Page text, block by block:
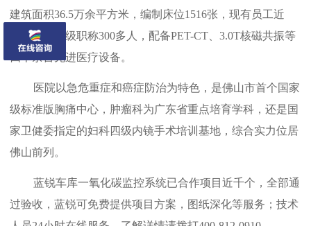
建筑面积36.5万余平方米，编制床位1516张，现有员工近
2000人，高级职称300多人，配备PET-CT、3.0T核磁共振等
四千余台先进医疗设备。
医院以急危重症和癌症防治为特色，是佛山市首个国家
级标准版胸痛中心，肿瘤科为广东省重点培育学科，还是国
家卫健委指定的妇科四级内镜手术培训基地，综合实力位居
佛山前列。
蓝锐车库一氧化碳监控系统已合作项目近千个，全部通
过验收，蓝锐可免费提供项目方案，图纸深化等服务；技术